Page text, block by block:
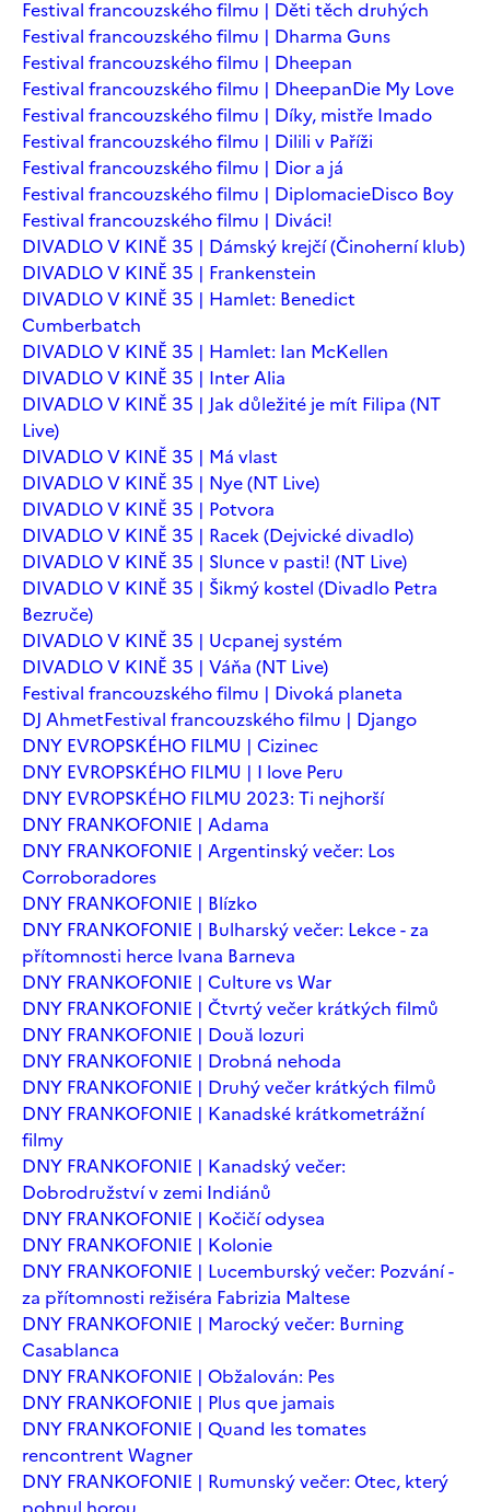
Festival francouzského filmu | Děti těch druhých
Festival francouzského filmu | Dharma Guns
Festival francouzského filmu | Dheepan
Festival francouzského filmu | DheepanDie My Love
Festival francouzského filmu | Díky, mistře Imado
Festival francouzského filmu | Dilili v Paříži
Festival francouzského filmu | Dior a já
Festival francouzského filmu | DiplomacieDisco Boy
Festival francouzského filmu | Diváci!
DIVADLO V KINĚ 35 | Dámský krejčí (Činoherní klub)
DIVADLO V KINĚ 35 | Frankenstein
DIVADLO V KINĚ 35 | Hamlet: Benedict
Cumberbatch
DIVADLO V KINĚ 35 | Hamlet: Ian McKellen
DIVADLO V KINĚ 35 | Inter Alia
DIVADLO V KINĚ 35 | Jak důležité je mít Filipa (NT
Live)
DIVADLO V KINĚ 35 | Má vlast
DIVADLO V KINĚ 35 | Nye (NT Live)
DIVADLO V KINĚ 35 | Potvora
DIVADLO V KINĚ 35 | Racek (Dejvické divadlo)
DIVADLO V KINĚ 35 | Slunce v pasti! (NT Live)
DIVADLO V KINĚ 35 | Šikmý kostel (Divadlo Petra
Bezruče)
DIVADLO V KINĚ 35 | Ucpanej systém
DIVADLO V KINĚ 35 | Váňa (NT Live)
Festival francouzského filmu | Divoká planeta
DJ AhmetFestival francouzského filmu | Django
DNY EVROPSKÉHO FILMU | Cizinec
DNY EVROPSKÉHO FILMU | I love Peru
DNY EVROPSKÉHO FILMU 2023: Ti nejhorší
DNY FRANKOFONIE | Adama
DNY FRANKOFONIE | Argentinský večer: Los
Corroboradores
DNY FRANKOFONIE | Blízko
DNY FRANKOFONIE | Bulharský večer: Lekce - za
přítomnosti herce Ivana Barneva
DNY FRANKOFONIE | Culture vs War
DNY FRANKOFONIE | Čtvrtý večer krátkých filmů
DNY FRANKOFONIE | Două lozuri
DNY FRANKOFONIE | Drobná nehoda
DNY FRANKOFONIE | Druhý večer krátkých filmů
DNY FRANKOFONIE | Kanadské krátkometrážní
filmy
DNY FRANKOFONIE | Kanadský večer:
Dobrodružství v zemi Indiánů
DNY FRANKOFONIE | Kočičí odysea
DNY FRANKOFONIE | Kolonie
DNY FRANKOFONIE | Lucemburský večer: Pozvání -
za přítomnosti režiséra Fabrizia Maltese
DNY FRANKOFONIE | Marocký večer: Burning
Casablanca
DNY FRANKOFONIE | Obžalován: Pes
DNY FRANKOFONIE | Plus que jamais
DNY FRANKOFONIE | Quand les tomates
rencontrent Wagner
DNY FRANKOFONIE | Rumunský večer: Otec, který